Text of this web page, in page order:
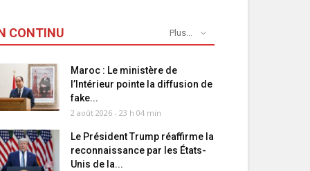
CONTINU Plus...
Maroc : Le ministère de
l’Intérieur pointe la diffusion de
fake...
2 août 2026 - 23 h 04 min
Le Président Trump réaffirme la
reconnaissance par les États-
Unis de la...